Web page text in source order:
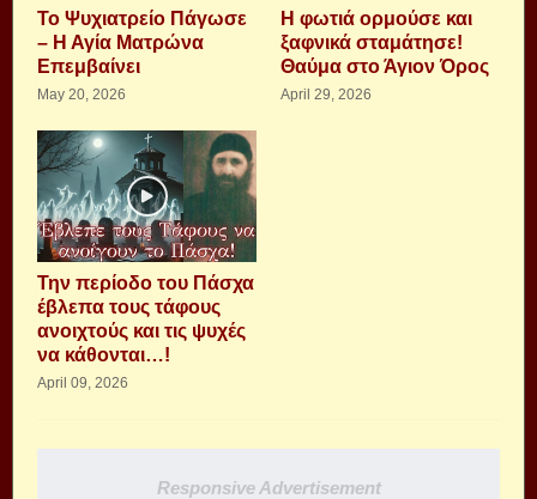
Το Ψυχιατρείο Πάγωσε
– Η Αγία Ματρώνα
Επεμβαίνει
May 20, 2026
Η φωτιά ορμούσε και
ξαφνικά σταμάτησε!
Θαύμα στο Άγιον Όρος
April 29, 2026
Την περίοδο του Πάσχα
έβλεπα τους τάφους
ανοιχτούς και τις ψυχές
να κάθονται…!
April 09, 2026
Responsive Advertisement